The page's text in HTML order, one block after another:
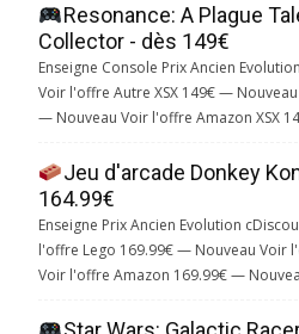
Resonance: A Plague
Collector - dès 149€
Enseigne Console Prix Ancien
Voir l'offre Autre XSX 149€ —
— Nouveau Voir l'offre Amazon XSX
Jeu d'arcade Donkey
164.99€
Enseigne Prix Ancien Evolution
l'offre Lego 169.99€ — Nouveau Voir
Voir l'offre Amazon 169.99€ —